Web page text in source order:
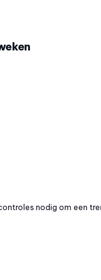
nodig om een